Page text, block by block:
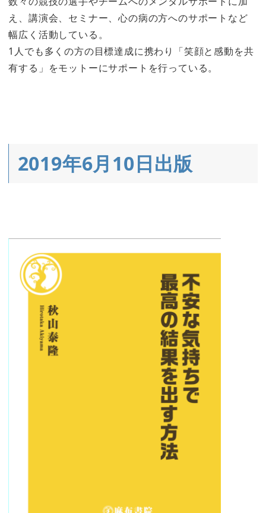
え、講演会、セミナー、心の病の方へのサポートなど
幅広く活動している。
1人でも多くの方の目標達成に携わり「笑顔と感動を共
有する」をモットーにサポートを行っている。
2019年6月10日出版